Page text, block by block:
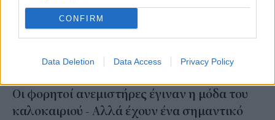
CONFIRM
Data Deletion Data Access Privacy Policy
Οι φορητοί ανεμιστήρες έγιναν η μόδα του
καλοκαιριού - Αλλά έχουν ένα σημαντικό